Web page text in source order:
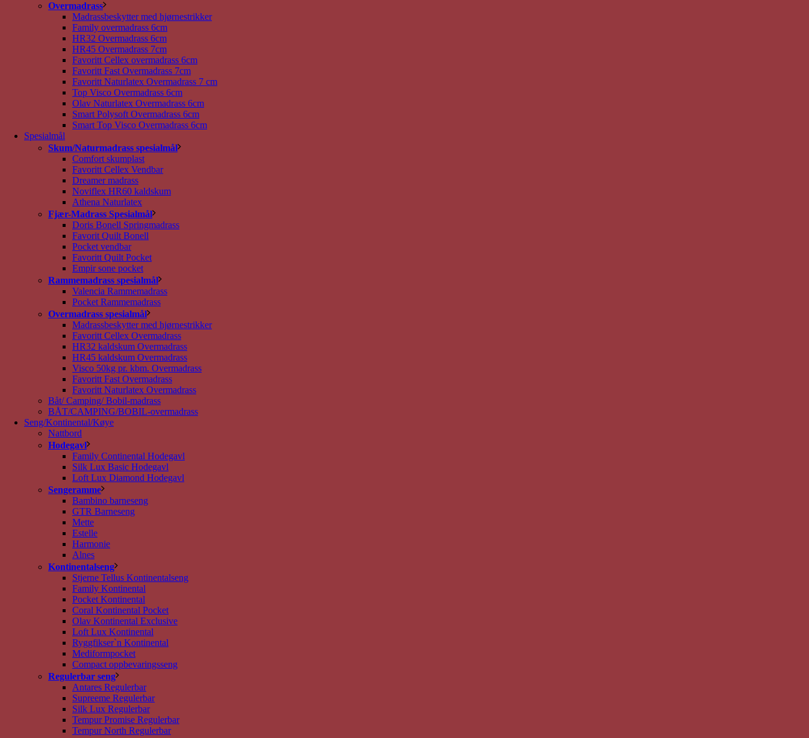
Overmadrass
Madrassbeskytter med hjørnestrikker
Family overmadrass 6cm
HR32 Overmadrass 6cm
HR45 Overmadrass 7cm
Favoritt Cellex overmadrass 6cm
Favoritt Fast Overmadrass 7cm
Favoritt Naturlatex Overmadrass 7 cm
Top Visco Overmadrass 6cm
Olav Naturlatex Overmadrass 6cm
Smart Polysoft Overmadrass 6cm
Smart Top Visco Overmadrass 6cm
Spesialmål
Skum/Naturmadrass spesialmål
Comfort skumplast
Favoritt Cellex Vendbar
Dreamer madrass
Noviflex HR60 kaldskum
Athena Naturlatex
Fjær-Madrass Spesialmål
Doris Bonell Springmadrass
Favorit Quilt Bonell
Pocket vendbar
Favoritt Quilt Pocket
Empir sone pocket
Rammemadrass spesialmål
Valencia Rammemadrass
Pocket Rammemadrass
Overmadrass spesialmål
Madrassbeskytter med hjørnestrikker
Favoritt Cellex Overmadrass
HR32 kaldskum Overmadrass
HR45 kaldskum Overmadrass
Visco 50kg pr. kbm. Overmadrass
Favoritt Fast Overmadrass
Favoritt Naturlatex Overmadrass
Båt/ Camping/ Bobil-madrass
BÅT/CAMPING/BOBIL-overmadrass
Seng/Kontinental/Køye
Nattbord
Hodegavl
Family Continental Hodegavl
Silk Lux Basic Hodegavl
Loft Lux Diamond Hodegavl
Sengeramme
Bambino barneseng
GTR Barneseng
Mette
Estelle
Harmonie
Alnes
Kontinentalseng
Stjerne Tellus Kontinentalseng
Family Kontinental
Pocket Kontinental
Coral Kontinental Pocket
Olav Kontinental Exclusive
Loft Lux Kontinental
Ryggfikser`n Kontinental
Mediformpocket
Compact oppbevaringsseng
Regulerbar seng
Antares Regulerbar
Supreeme Regulerbar
Silk Lux Regulerbar
Tempur Promise Regulerbar
Tempur North Regulerbar